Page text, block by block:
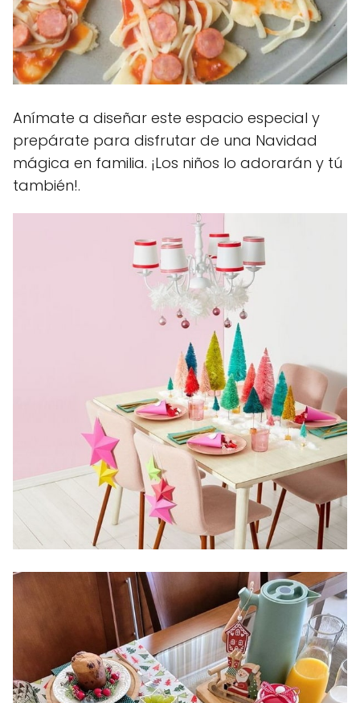
Anímate a diseñar este espacio especial y
prepárate para disfrutar de una Navidad
mágica en familia. ¡Los niños lo adorarán y tú
también!.